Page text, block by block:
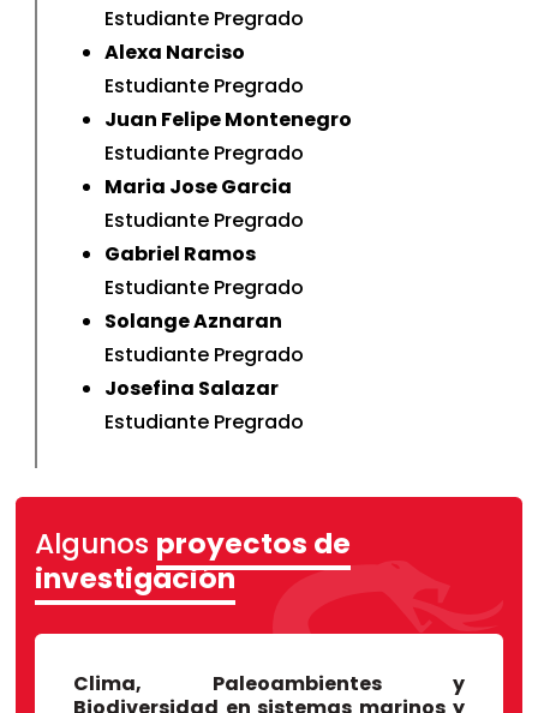
Estudiante Pregrado
Alexa Narciso
Estudiante Pregrado
Juan Felipe Montenegro
Estudiante Pregrado
Maria Jose Garcia
Estudiante Pregrado
Gabriel Ramos
Estudiante Pregrado
Solange Aznaran
Estudiante Pregrado
Josefina Salazar
Estudiante Pregrado
Institut de Recherche pour le
développement (IRD)
Facultad de Geociencias, Universidad
Algunos proyectos de
investigación
Clima, Paleoambientes y
Biodiversidad en sistemas marinos y